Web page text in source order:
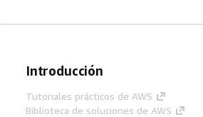
Introducción
Tutoriales prácticos de AWS
Biblioteca de soluciones de AWS